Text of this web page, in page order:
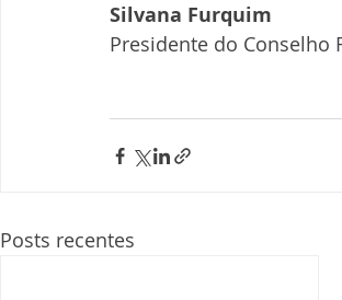
Silvana Furquim
Presidente do Conselho
Posts recentes